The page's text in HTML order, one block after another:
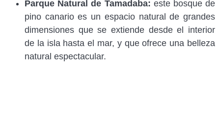
Parque Natural de Tamadaba: este bosque de
pino canario es un espacio natural de grandes
dimensiones que se extiende desde el interior
de la isla hasta el mar, y que ofrece una belleza
natural espectacular.